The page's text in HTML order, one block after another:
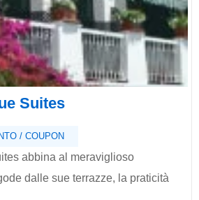
Suites
/ COUPON
abbina al meraviglioso
dalle sue terrazze, la praticità